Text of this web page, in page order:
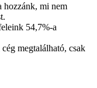
hozzánk, mi nem
54,7%-a
megtalálható, csak